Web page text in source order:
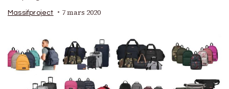
Massifproject 7 mars 2020